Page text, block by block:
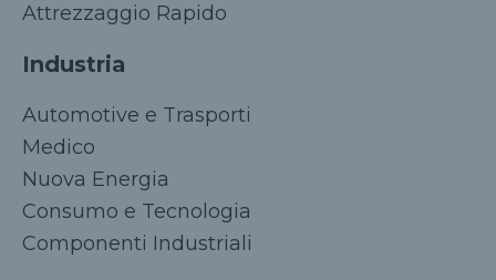
Attrezzaggio Rapido
Industria
Automotive e Trasporti
Medico
Nuova Energia
Consumo e Tecnologia
Componenti Industriali